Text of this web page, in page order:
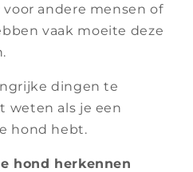
andere mensen of
vaak moeite deze
dingen te
weten als je een
hond hebt.
hond herkennen